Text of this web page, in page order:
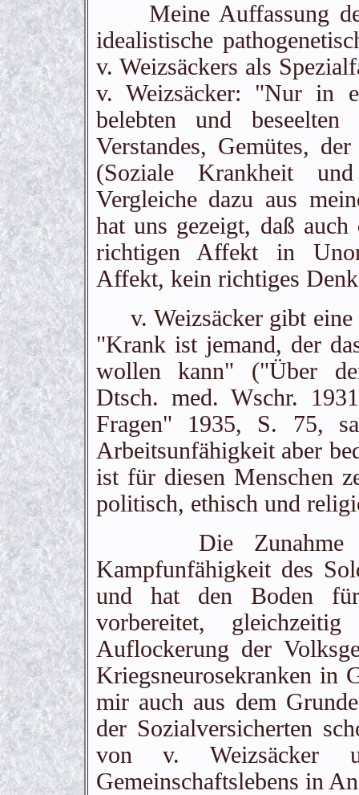
Meine Auffassung
idealistische
v. Weizsäckers als
v. Weizsäcker: "Nur in
belebten und
Verstandes, Gemütes,
(Soziale Krankheit
Vergleiche dazu aus
hat uns gezeigt, daß
richtigen Affekt in
Affekt, kein richtiges
v. Weizsäcker gibt eine
"Krank ist jemand, der
wollen kann" ("Über
Dtsch. med. Wschr.
Fragen" 1935, S. 75,
Arbeitsunfähigkeit aber
ist für diesen Menschen
politisch, ethisch und
Die Zunahme
Kampfunfähigkeit des
und hat den Boden
vorbereitet,
Auflockerung der
Kriegsneurosekranken in
mir auch aus dem
der Sozialversicherten
von v. Weizsäcker
Gemeinschaftslebens in